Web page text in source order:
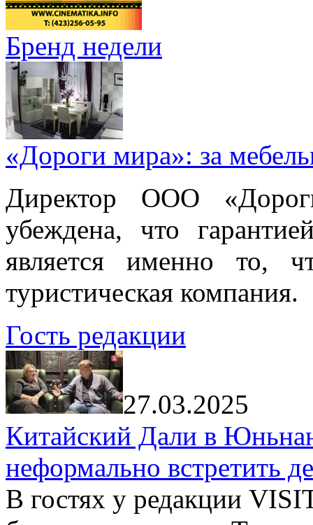
Бренд недели
«Дороги мира»: за
Директор ООО
убеждена, что
является именно то,
туристическая компания.
Гость редакции
27.03.2025
Китайский Дали в
неформально встретить
В гостях у редакции